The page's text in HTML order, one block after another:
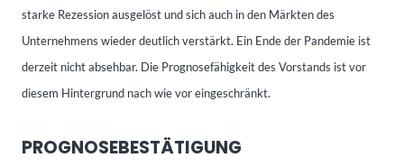
starke Rezession ausgelöst und sich auch in den Märkten des
Unternehmens wieder deutlich verstärkt. Ein Ende der Pandemie ist
derzeit nicht absehbar. Die Prognosefähigkeit des Vorstands ist vor
diesem Hintergrund nach wie vor eingeschränkt.
PROGNOSEBESTÄTIGUNG